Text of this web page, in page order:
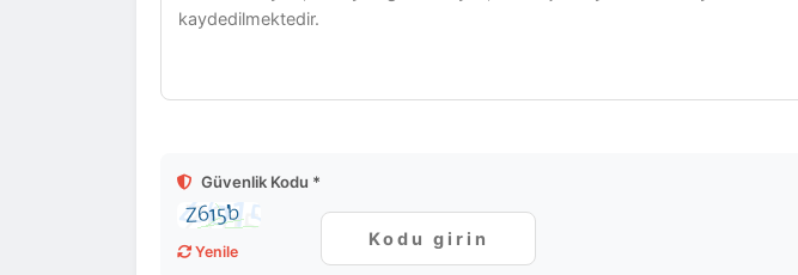
Güvenlik Kodu *
Yenile